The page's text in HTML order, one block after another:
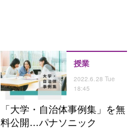
授業
2022.6.28 Tue
18:45
「大学・自治体事例集」を無
料公開…パナソニック